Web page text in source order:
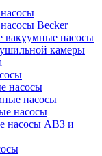
Becker
вакуумные насосы
камеры
насосы
насосы
насосы
насосы АВЗ и